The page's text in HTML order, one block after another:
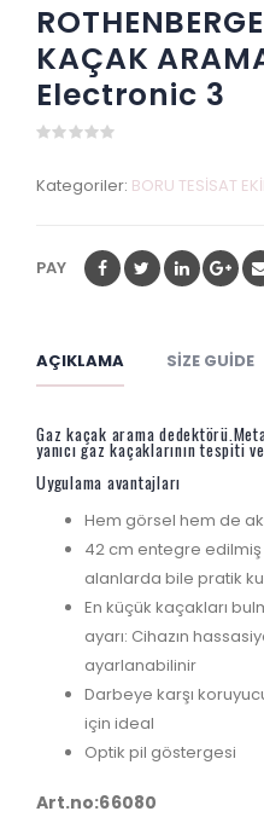
KAÇAK
Electronic 3
of
Kategoriler: BORU TESİSAT
PAY
AÇIKLAMA SIZE GUIDE
Gaz kaçak arama
yanıcı gaz kaçaklarının tespiti
Uygulama avantajları
Hem görsel hem de
42 cm entegre
alanlarda bile pratik
En küçük kaçakları
ayarı: Cihazın
ayarlanabilinir
Darbeye karşı
için ideal
Optik pil göstergesi
Art.no:66080